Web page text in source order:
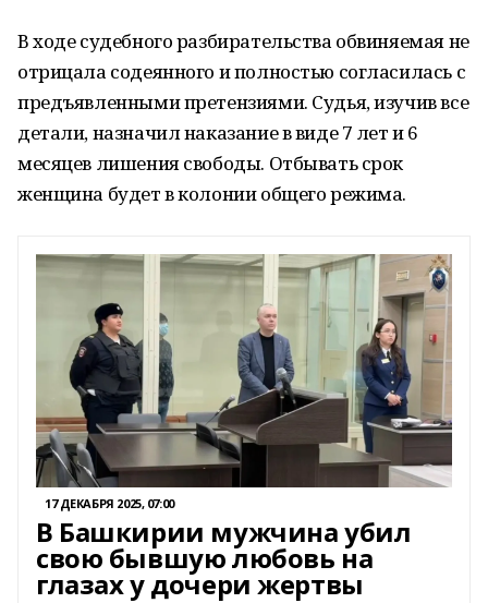
В ходе судебного разбирательства обвиняемая не
отрицала содеянного и полностью согласилась с
предъявленными претензиями. Судья, изучив все
детали, назначил наказание в виде 7 лет и 6
месяцев лишения свободы. Отбывать срок
женщина будет в колонии общего режима.
17 ДЕКАБРЯ 2025, 07:00
В Башкирии мужчина убил
свою бывшую любовь на
глазах у дочери жертвы